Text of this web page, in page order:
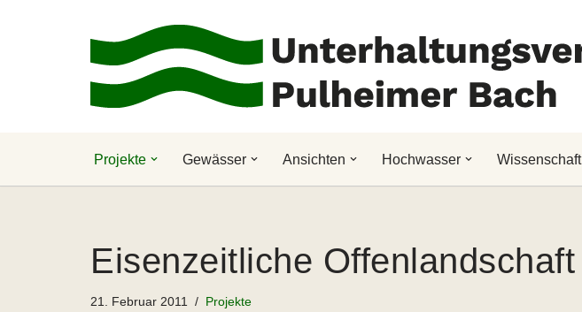
Projekte Gewässer Ansichten Hochwasser Wissenschaft
Eisenzeitliche Offenlandschaft
21. Februar 2011 Projekte